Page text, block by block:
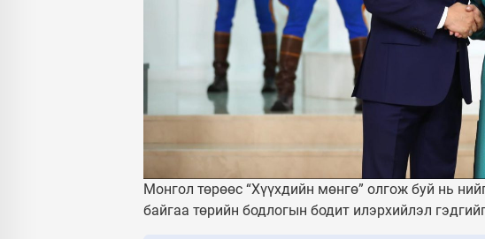
Монгол төрөөс “Хүүхдийн мөнгө” олгож буй нь
байгаа төрийн бодлогын бодит илэрхийлэл